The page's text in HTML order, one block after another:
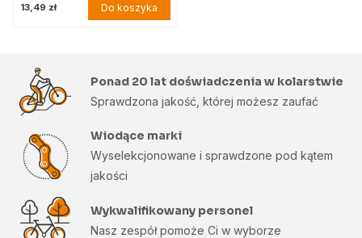
13,49 zł Do koszyka
Ponad 20 lat doświadczenia w kolarstwie
Sprawdzona jakość, której możesz zaufać
Wiodące marki
Wyselekcjonowane i sprawdzone pod kątem
jakości
Wykwalifikowany personel
Nasz zespół pomoże Ci w wyborze